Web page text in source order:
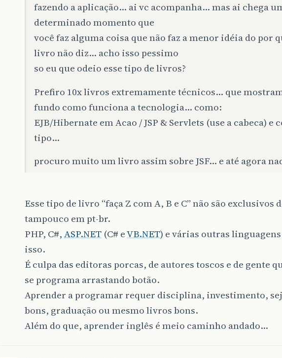
fazendo a aplicação… ai vc acompanha… mas ai chega
determinado momento que
você faz alguma coisa que não faz a menor idéia do por
livro não diz… acho isso pessimo
so eu que odeio esse tipo de livros?
Prefiro 10x livros extremamente técnicos… que
fundo como funciona a tecnologia… como:
EJB/Hibernate em Acao / JSP & Servlets (use a cabeca) e
tipo…
procuro muito um livro assim sobre JSF… e até agora
Esse tipo de livro “faça Z com A, B e C” não são exclusivos
tampouco em pt-br.
PHP, C#,ASP.NET (C# eVB.NET) e várias outras
isso.
É culpa das editoras porcas, de autores toscos e de gente
se programa arrastando botão.
Aprender a programar requer disciplina, investimento,
bons, graduação ou mesmo livros bons.
Além do que, aprender inglês é meio caminho andado…